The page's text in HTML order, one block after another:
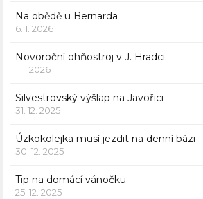
Na obědě u Bernarda
6. 1. 2026
Novoroční ohňostroj v J. Hradci
1. 1. 2026
Silvestrovský výšlap na Javořici
31. 12. 2025
Úzkokolejka musí jezdit na denní bázi
30. 12. 2025
Tip na domácí vánočku
25. 12. 2025